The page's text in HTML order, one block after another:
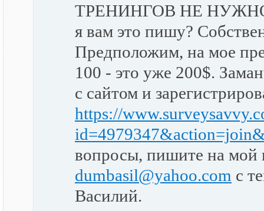
ТРЕНИНГОВ НЕ
я вам это пишу?
Предположим, на мое
100 - это уже 200$.
с сайтом и
https://
вопросы, пишите на мой
dumbasil@yahoo.com с
Василий.